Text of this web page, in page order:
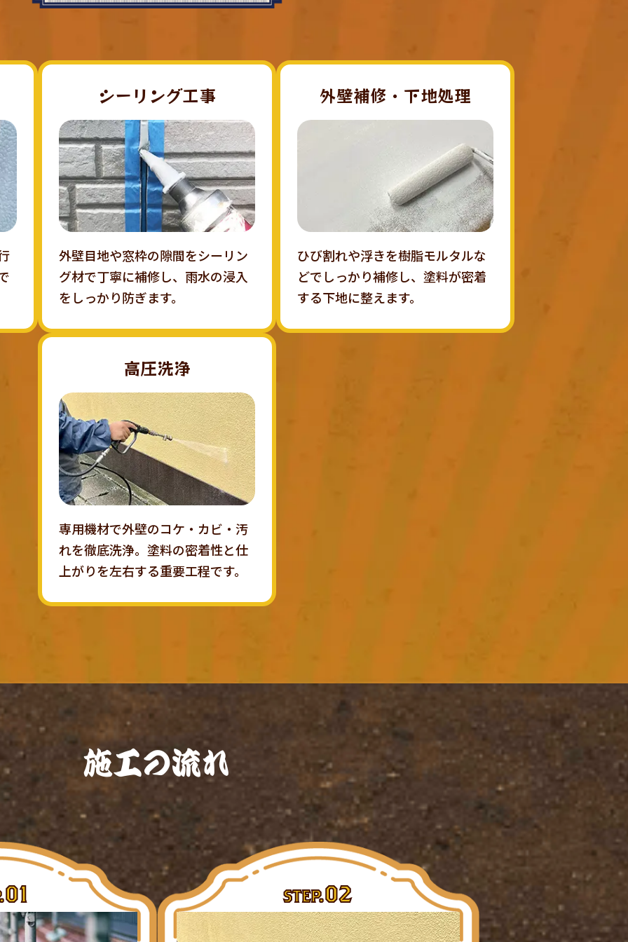
シーリング工事
外壁目地や窓枠の隙間をシーリン
グ材で丁寧に補修し、雨水の浸入
をしっかり防ぎます。
外壁補修・下地処理
ひび割れや浮きを樹脂モルタルな
どでしっかり補修し、塗料が密着
する下地に整えます。
高圧洗浄
専用機材で外壁のコケ・カビ・汚
れを徹底洗浄。塗料の密着性と仕
上がりを左右する重要工程です。
施工の流れ
01 STEP.02